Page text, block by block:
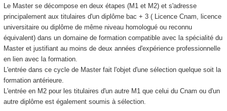
Le Master se décompose en deux étapes (M1 et M2) et s'adresse
principalement aux titulaires d'un diplôme bac + 3 ( Licence Cnam, licence
universitaire ou diplôme de même niveau homologué ou reconnu
équivalent) dans un domaine de formation compatible avec la spécialité du
Master et justifiant au moins de deux années d'expérience professionnelle
en lien avec la formation.
L'entrée dans ce cycle de Master fait l'objet d'une sélection quelque soit la
formation antérieure.
L'entrée en M2 pour les titulaires d'un autre M1 que celui du Cnam ou d'un
autre diplôme est également soumis à sélection.